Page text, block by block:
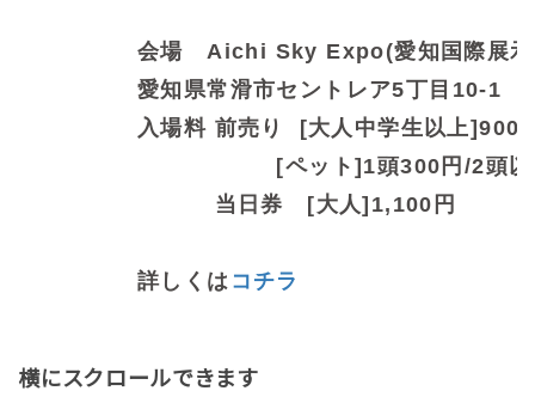
会場 Aichi Sky Expo(愛知国際展
愛知県常滑市セントレア5丁目10-1
入場料 前売り [大人中学生以上]900
[ペット]1頭300円/2頭以
当日券 [大人]1,100円
詳しくは コチラ
横にスクロールできます